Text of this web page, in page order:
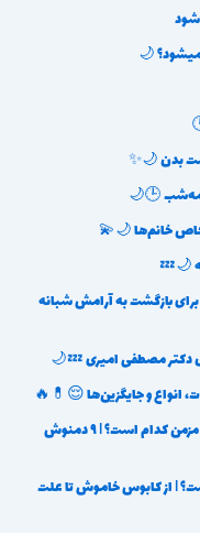
بدن 🌙✨
خاص خانم‌ها 🌙💫
🌙💤
بازگشت به آرامش شبانه
دکتر مصطفی امیری 💤🌙
انواع و جایگزین‌ها 😌💊🔥
بهترین دمنوش گیاهی برای درمان قطعی بی خوابی مزمن کدام است؟ | ۹ دمنوش
| از کابوس خاموش تا علت